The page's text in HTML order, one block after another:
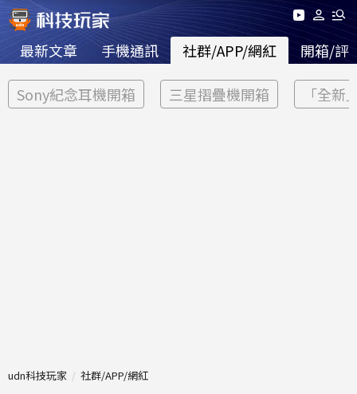
最新文章 手機通訊 社群/APP/網紅 開箱/評
Sony紀念耳機開箱 三星摺疊機開箱 「全新
udn科技玩家 社群/APP/網紅